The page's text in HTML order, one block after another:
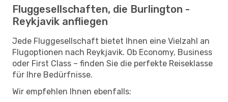
Fluggesellschaften, die Burlington -
Reykjavik anfliegen
Jede Fluggesellschaft bietet Ihnen eine Vielzahl an
Flugoptionen nach Reykjavik. Ob Economy, Business
oder First Class – finden Sie die perfekte Reiseklasse
für Ihre Bedürfnisse.
Wir empfehlen Ihnen ebenfalls: